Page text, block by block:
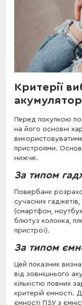
Критерії
Перед покупкою
на його основні
пристроями.
нижче.
За типом
Повербанк
сучасних гаджетів,
(смартфон,
блютуз колонка,
пристрої).
За типом
Цей показник
від зовнішнього
кількістю повних
критерій ємності.
ємності ПЗУ з